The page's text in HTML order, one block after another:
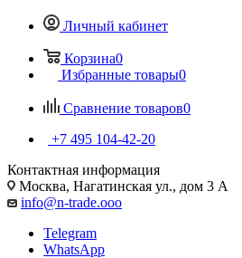
Личный кабинет
Корзина0
Избранные товары0
Сравнение товаров0
+7 495 104-42-20
Контактная информация
Москва, Нагатинская ул., дом 3 А
info@n-trade.ooo
Telegram
WhatsApp